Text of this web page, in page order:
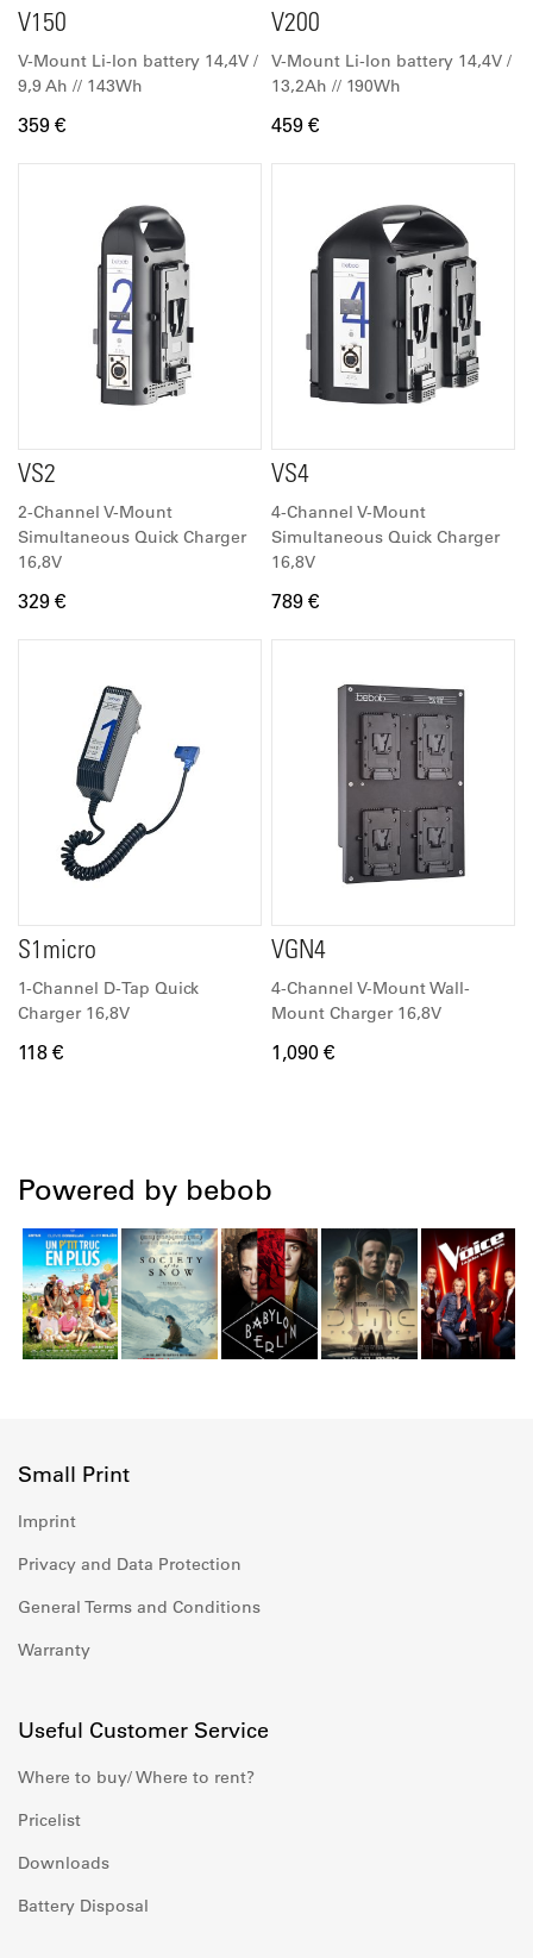
V150
V-Mount Li-Ion battery 14,4V /
9,9 Ah // 143Wh
359 €
V200
V-Mount Li-Ion battery 14,4V /
13,2Ah // 190Wh
459 €
VS2
2-Channel V-Mount
Simultaneous Quick Charger
16,8V
329 €
VS4
4-Channel V-Mount
Simultaneous Quick Charger
16,8V
789 €
S1micro
1-Channel D-Tap Quick
Charger 16,8V
118 €
VGN4
4-Channel V-Mount Wall-
Mount Charger 16,8V
1,090 €
Powered by bebob
Small Print
Imprint
Privacy and Data Protection
General Terms and Conditions
Warranty
Useful Customer Service
Where to buy/ Where to rent?
Pricelist
Downloads
Battery Disposal